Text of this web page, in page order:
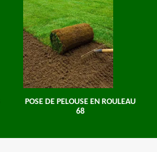
POSE DE PELOUSE EN ROULEAU
68